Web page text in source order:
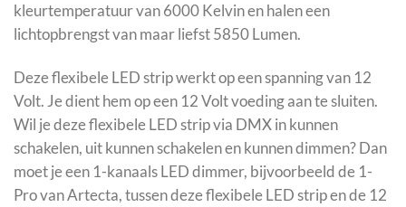
kleurtemperatuur van 6000 Kelvin en halen een
lichtopbrengst van maar liefst 5850 Lumen.
Deze flexibele LED strip werkt op een spanning van 12
Volt. Je dient hem op een 12 Volt voeding aan te sluiten.
Wil je deze flexibele LED strip via DMX in kunnen
schakelen, uit kunnen schakelen en kunnen dimmen? Dan
moet je een 1-kanaals LED dimmer, bijvoorbeeld de 1-
Pro van Artecta, tussen deze flexibele LED strip en de 12